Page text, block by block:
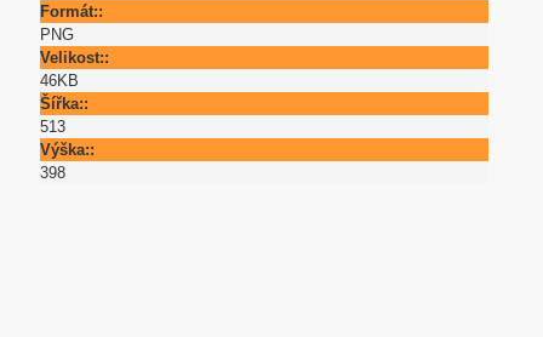
Formát::
PNG
Velikost::
46KB
Šířka::
513
Výška::
398